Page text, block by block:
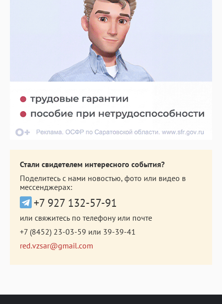
Стали свидетелем интересного события?
Поделитесь с нами новостью, фото или видео в
мессенджерах:
+7 927 132-57-91
или свяжитесь по телефону или почте
+7 (8452) 23-03-59 или 39-39-41
red.vzsar@gmail.com